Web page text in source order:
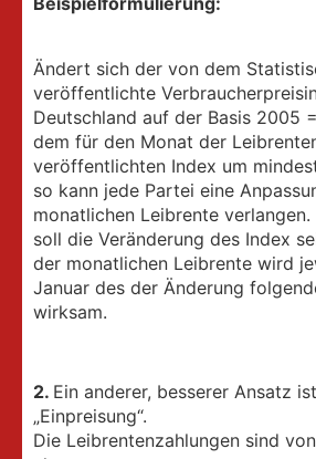
Ändert sich der von dem
veröffentlichte
Deutschland auf der Basis 2005
dem für den Monat der
veröffentlichten Index um
so kann jede Partei eine
monatlichen Leibrente
soll die Veränderung des Index
der monatlichen Leibrente wird
Januar des der Änderung
wirksam.
2. Ein anderer, besserer Ansatz
„Einpreisung“.
Die Leibrentenzahlungen sind